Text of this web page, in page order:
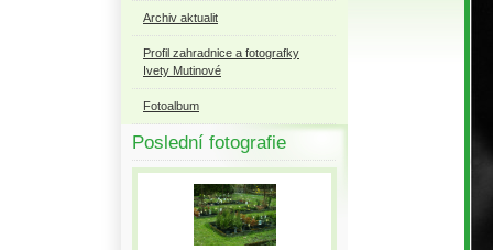
Archiv aktualit
Profil zahradnice a fotografky
Ivety Mutinové
Fotoalbum
Poslední fotografie